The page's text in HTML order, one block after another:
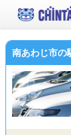
南あわじ市の